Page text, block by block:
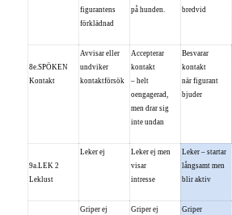
figurantens
förklädnad
på hunden.
bredvid
8e.SPÖKEN
Kontakt
Avvisar eller
undviker
kontaktförsök
Accepterar
kontakt
– helt
oengagerad,
men drar sig
inte undan
Besvarar
kontakt
när figurant
bjuder
9a.LEK 2
Leklust
Leker ej
Leker ej men
visar
intresse
Leker – startar
långsamt men
blir aktiv
Griper ej
Griper ej
Griper